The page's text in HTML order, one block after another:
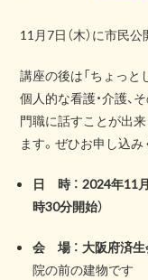
11月7日（木）に市民
講座の後は「ちょっと
個人的な看護・介護、
門職に話すことが出
ます。ぜひお申し込み
日 時 ： 2024年11
時30分開始）
会 場 ： 大阪府済
院の前の建物です